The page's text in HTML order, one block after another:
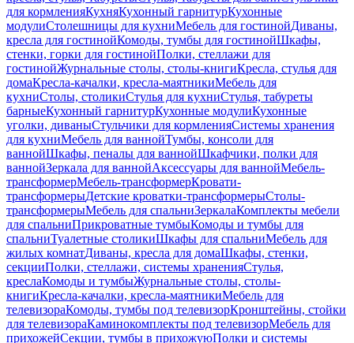
для кормленияКухняКухонный гарнитурКухонные
модулиСтолешницы для кухниМебель для гостинойДиваны,
кресла для гостинойКомоды, тумбы для гостинойШкафы,
стенки, горки для гостинойПолки, стеллажи для
гостинойЖурнальные столы, столы-книгиКресла, стулья для
домаКресла-качалки, кресла-маятникиМебель для
кухниСтолы, столикиСтулья для кухниСтулья, табуреты
барныеКухонный гарнитурКухонные модулиКухонные
уголки, диваныСтульчики для кормленияСистемы хранения
для кухниМебель для ваннойТумбы, консоли для
ваннойШкафы, пеналы для ваннойШкафчики, полки для
ваннойЗеркала для ваннойАксессуары для ваннойМебель-
трансформерМебель-трансформерКровати-
трансформерыДетские кроватки-трансформерыСтолы-
трансформерыМебель для спальниЗеркалаКомплекты мебели
для спальниПрикроватные тумбыКомоды и тумбы для
спальниТуалетные столикиШкафы для спальниМебель для
жилых комнатДиваны, кресла для домаШкафы, стенки,
секцииПолки, стеллажи, системы храненияСтулья,
креслаКомоды и тумбыЖурнальные столы, столы-
книгиКресла-качалки, кресла-маятникиМебель для
телевизораКомоды, тумбы под телевизорКронштейны, стойки
для телевизораКаминокомплекты под телевизорМебель для
прихожейСекции, тумбы в прихожуюПолки и системы